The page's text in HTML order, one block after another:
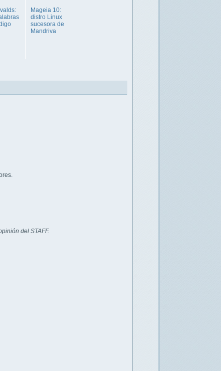
Mageia 10:
distro Linux
sucesora de
Mandriva
del STAFF.